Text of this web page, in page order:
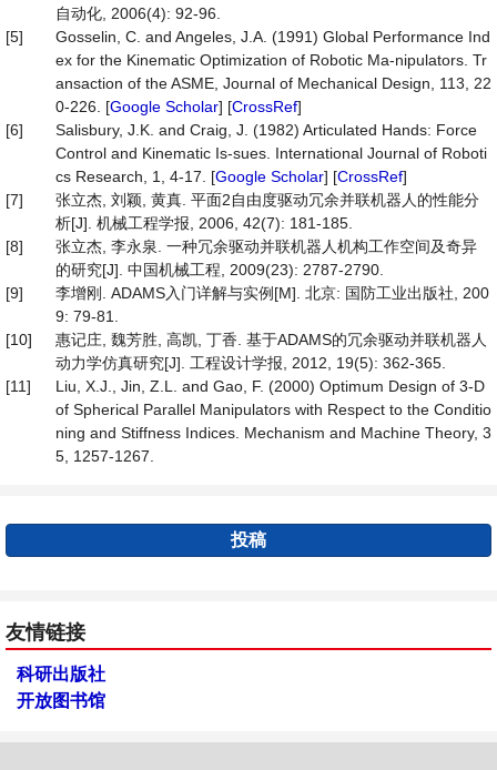
自动化, 2006(4): 92-96.
[5]
Gosselin, C. and Angeles, J.A. (1991) Global Performance Ind
ex for the Kinematic Optimization of Robotic Ma-nipulators. Tr
ansaction of the ASME, Journal of Mechanical Design, 113, 22
0-226. [Google Scholar] [CrossRef]
[6]
Salisbury, J.K. and Craig, J. (1982) Articulated Hands: Force
Control and Kinematic Is-sues. International Journal of Roboti
cs Research, 1, 4-17. [Google Scholar] [CrossRef]
[7]
张立杰, 刘颖, 黄真. 平面2自由度驱动冗余并联机器人的性能分
析[J]. 机械工程学报, 2006, 42(7): 181-185.
[8]
张立杰, 李永泉. 一种冗余驱动并联机器人机构工作空间及奇异
的研究[J]. 中国机械工程, 2009(23): 2787-2790.
[9]
李增刚. ADAMS入门详解与实例[M]. 北京: 国防工业出版社, 200
9: 79-81.
[10]
惠记庄, 魏芳胜, 高凯, 丁香. 基于ADAMS的冗余驱动并联机器人
动力学仿真研究[J]. 工程设计学报, 2012, 19(5): 362-365.
[11]
Liu, X.J., Jin, Z.L. and Gao, F. (2000) Optimum Design of 3-D
of Spherical Parallel Manipulators with Respect to the Conditio
ning and Stiffness Indices. Mechanism and Machine Theory, 3
5, 1257-1267.
投稿
友情链接
科研出版社
开放图书馆